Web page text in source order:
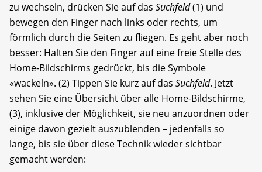
zu wechseln, drücken Sie auf das Suchfeld(1) und
bewegen den Finger nach links oder rechts, um
förmlich durch die Seiten zu fliegen. Es geht aber noch
besser: Halten Sie den Finger auf eine freie Stelle des
Home-Bildschirms gedrückt, bis die Symbole
«wackeln». (2) Tippen Sie kurz auf das Suchfeld. Jetzt
sehen Sie eine Übersicht über alle Home-Bildschirme,
(3), inklusive der Möglichkeit, sie neu anzuordnen oder
einige davon gezielt auszublenden – jedenfalls so
lange, bis sie über diese Technik wieder sichtbar
gemacht werden: